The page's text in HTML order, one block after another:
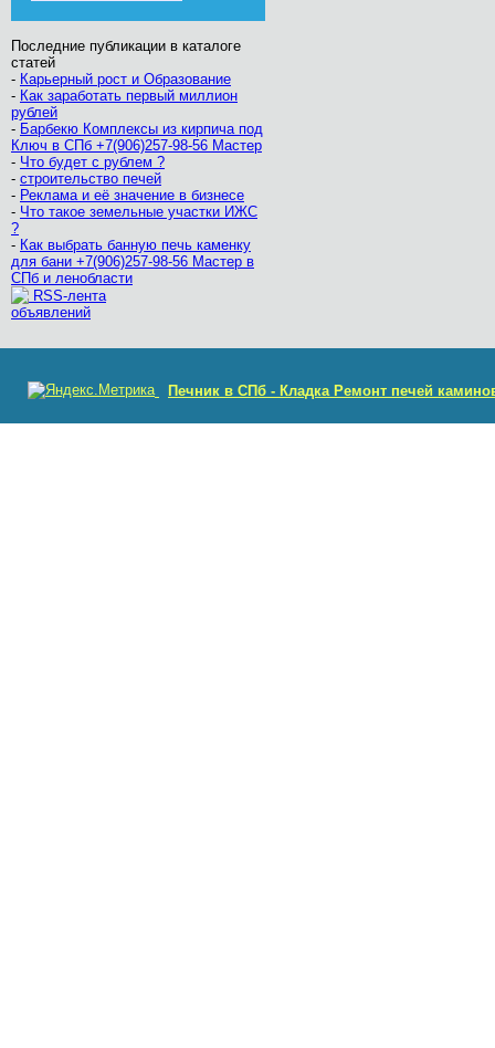
Последние публикации в каталоге
статей
- Карьерный рост и Образование
- Как заработать первый миллион
рублей
- Барбекю Комплексы из кирпича под
Ключ в СПб +7(906)257-98-56 Мастер
- Что будет с рублем ?
- строительство печей
- Реклама и её значение в бизнесе
- Что такое земельные участки ИЖС
?
- Как выбрать банную печь каменку
для бани +7(906)257-98-56 Мастер в
СПб и ленобласти
RSS-лента
объявлений
Печник в СПб - Кладка Ремонт печей